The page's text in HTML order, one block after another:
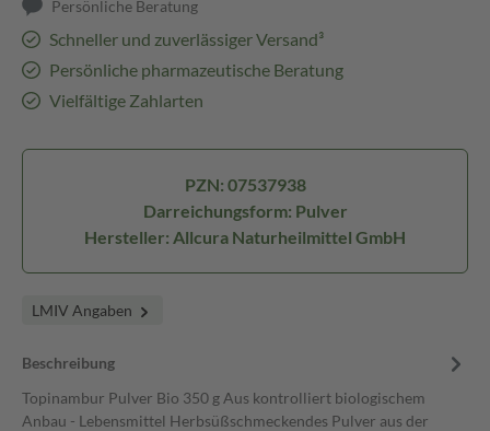
Persönliche Beratung
Schneller und zuverlässiger Versand³
Persönliche pharmazeutische Beratung
Vielfältige Zahlarten
PZN: 07537938
Darreichungsform: Pulver
Hersteller: Allcura Naturheilmittel GmbH
LMIV Angaben
Beschreibung
Topinambur Pulver Bio 350 g Aus kontrolliert biologischem
Anbau - Lebensmittel Herbsüßschmeckendes Pulver aus der